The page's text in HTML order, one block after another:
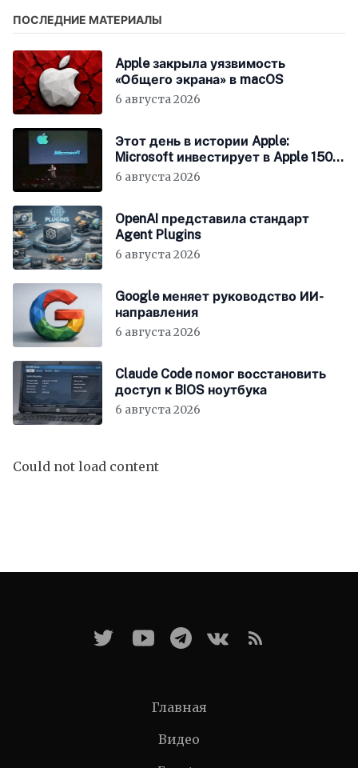
ПОСЛЕДНИЕ МАТЕРИАЛЫ
Apple закрыла уязвимость
«Общего экрана» в macOS
6 августа 2026
Этот день в истории Apple:
Microsoft инвестирует в Apple 150
миллионов долларов
6 августа 2026
OpenAI представила стандарт
Agent Plugins
6 августа 2026
Google меняет руководство ИИ-
направления
6 августа 2026
Claude Code помог восстановить
доступ к BIOS ноутбука
6 августа 2026
Could not load content
Главная
Видео